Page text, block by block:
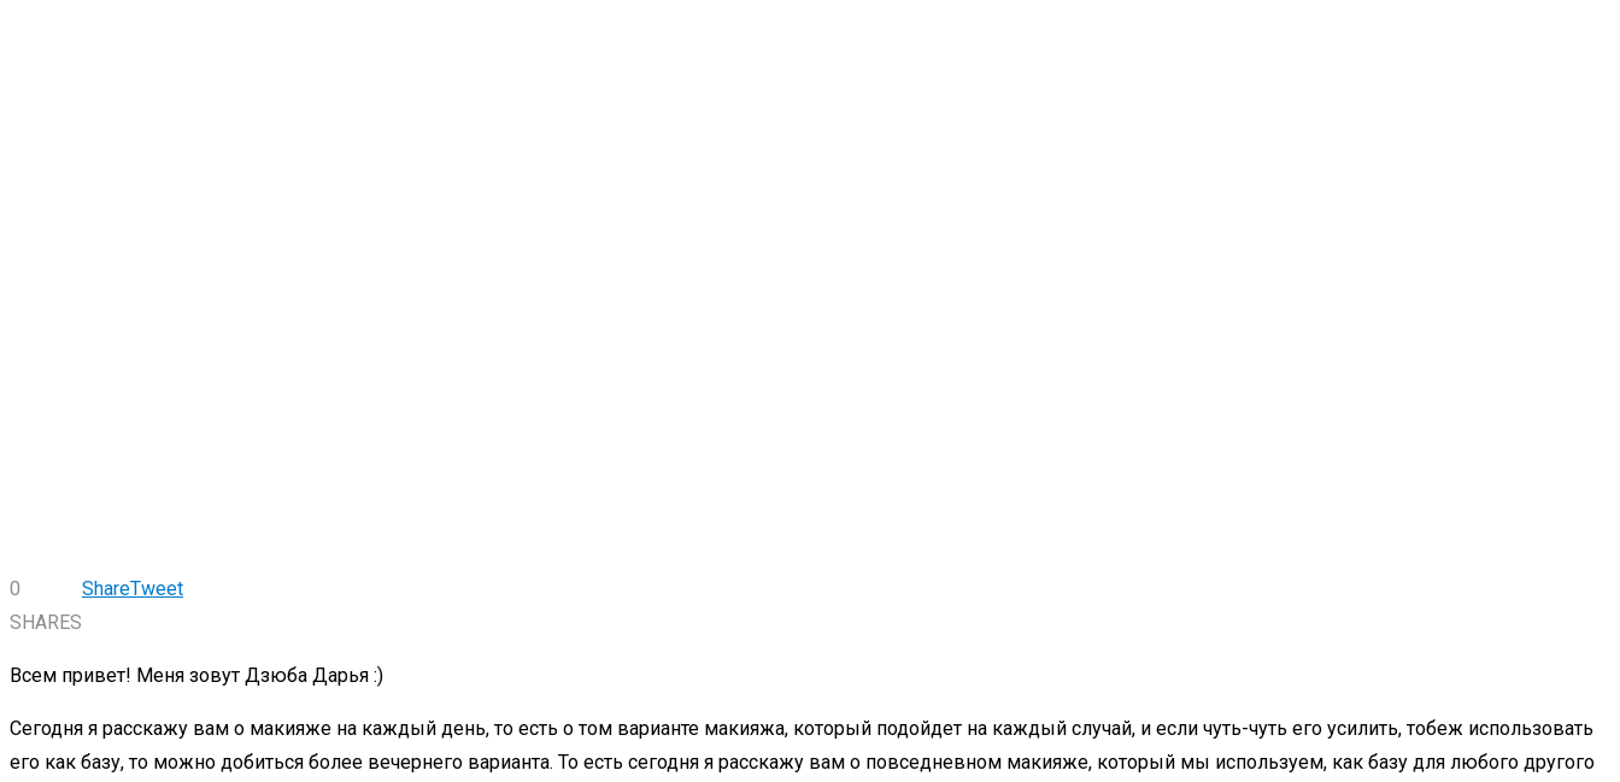
0
SHARES
ShareTweet
Всем привет! Меня зовут Дзюба Дарья :)
Сегодня я расскажу вам о макияже на каждый день, то есть о том варианте макияжа, который подойдет на каждый случай, и если чуть-чуть его усилить, тобеж использовать
его как базу, то можно добиться более вечернего варианта. То есть сегодня я расскажу вам о повседневном макияже, который мы используем, как базу для любого другого